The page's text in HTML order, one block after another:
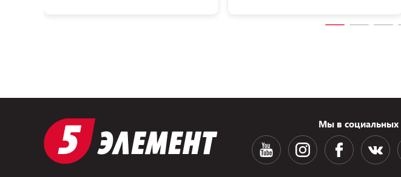
Мы в социальных